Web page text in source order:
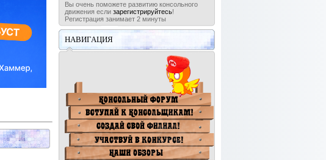
Вы очень поможете развитию консольного
движения если зарегистрируйтесь!
Регистрация занимает 2 минуты
НАВИГАЦИЯ